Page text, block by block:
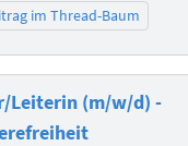
im Thread-Baum
Leiterin (m/w/d) -